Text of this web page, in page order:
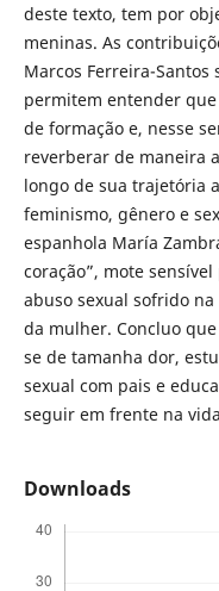
deste texto, tem por
meninas. As
Marcos Ferreira-
permitem entender
de formação e, nesse
reverberar de maneira
longo de sua trajetória
feminismo, gênero e
espanhola María
coração”, mote
abuso sexual sofrido
da mulher. Concluo
se de tamanha dor,
sexual com pais e
seguir em frente na
Downloads